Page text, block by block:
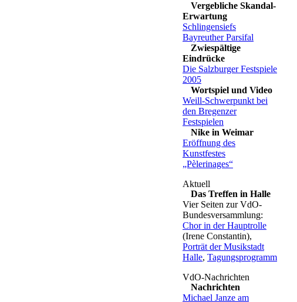
Vergebliche Skandal-
Erwartung
Schlingensiefs
Bayreuther Parsifal
Zwiespältige
Eindrücke
Die Salzburger Festspiele
2005
Wortspiel und Video
Weill-Schwerpunkt bei
den Bregenzer
Festspielen
Nike in Weimar
Eröffnung des
Kunstfestes
„Pèlerinages“
Das Treffen in Halle
Vier Seiten zur VdO-
Bundesversammlung:
Chor in der Hauptrolle
(Irene Constantin),
Porträt der Musikstadt
Halle, Tagungsprogramm
Nachrichten
Michael Janze am